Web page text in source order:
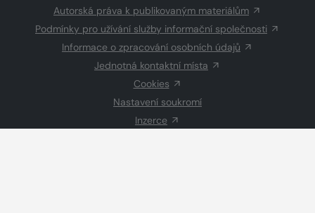
Autorská práva k publikovaným materiálům
Podmínky pro užívání služby informační společnosti
Informace o zpracování osobních údajů
Jednotná kontaktní místa
Cookies
Nastavení soukromí
Inzerce